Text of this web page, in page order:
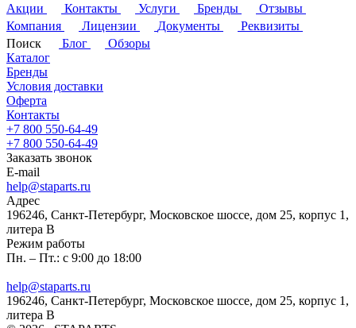
Акции
Контакты Услуги Бренды
Отзывы
Компания
Лицензии Документы
Реквизиты
Поиск
Блог
Обзоры
Каталог
Бренды
Условия доставки
Оферта
Контакты
+7 800 550-64-49
+7 800 550-64-49
Заказать звонок
E-mail
help@staparts.ru
Адрес
196246, Санкт-Петербург, Московское шоссе, дом 25, корпус 1,
литера В
Режим работы
Пн. – Пт.: с 9:00 до 18:00
help@staparts.ru
196246, Санкт-Петербург, Московское шоссе, дом 25, корпус 1,
литера В